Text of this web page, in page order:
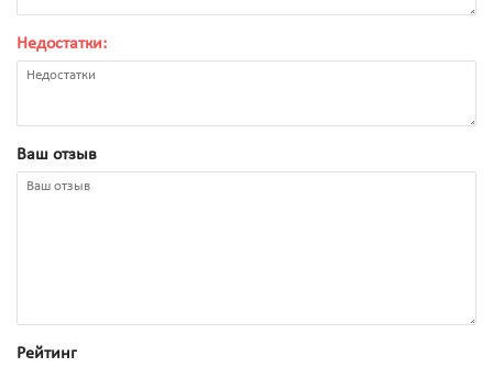
Недостатки:
Ваш отзыв
Рейтинг